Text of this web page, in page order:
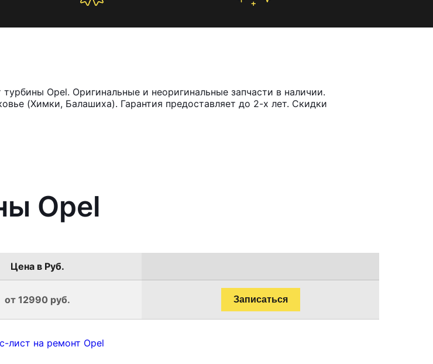
Opel. Оригинальные и неоригинальные запчасти в наличии.
(Химки, Балашиха). Гарантия предоставляет до 2-х лет. Скидки
Opel
Цена в Руб.
от 12990 руб. Записаться
лист на ремонт Opel